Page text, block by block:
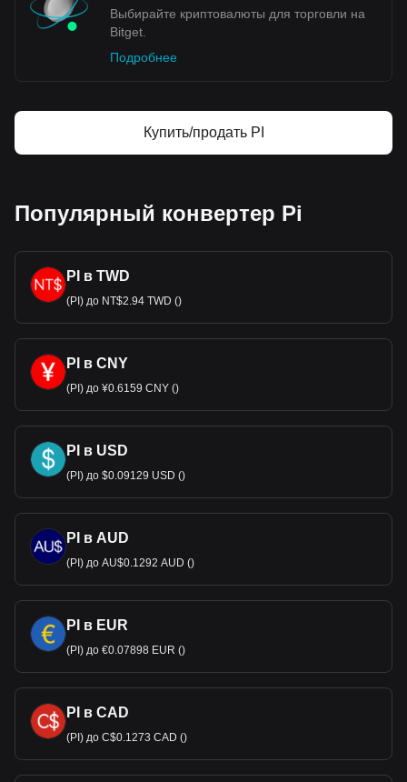
Выбирайте криптовалюты для торговли на
Bitget.
Подробнее
Купить/продать PI
Популярный конвертер Pi
PI в TWD
(PI) до NT$2.94 TWD ()
PI в CNY
(PI) до ¥0.6159 CNY ()
PI в USD
(PI) до $0.09129 USD ()
PI в AUD
(PI) до AU$0.1292 AUD ()
PI в EUR
(PI) до €0.07898 EUR ()
PI в CAD
(PI) до C$0.1273 CAD ()